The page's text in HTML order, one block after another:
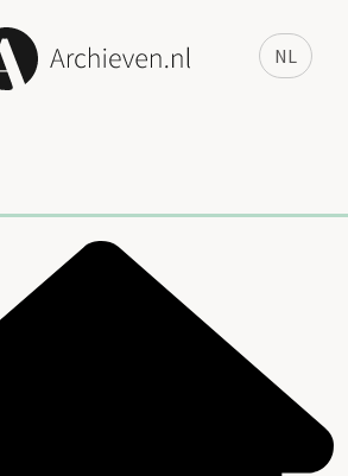
NL